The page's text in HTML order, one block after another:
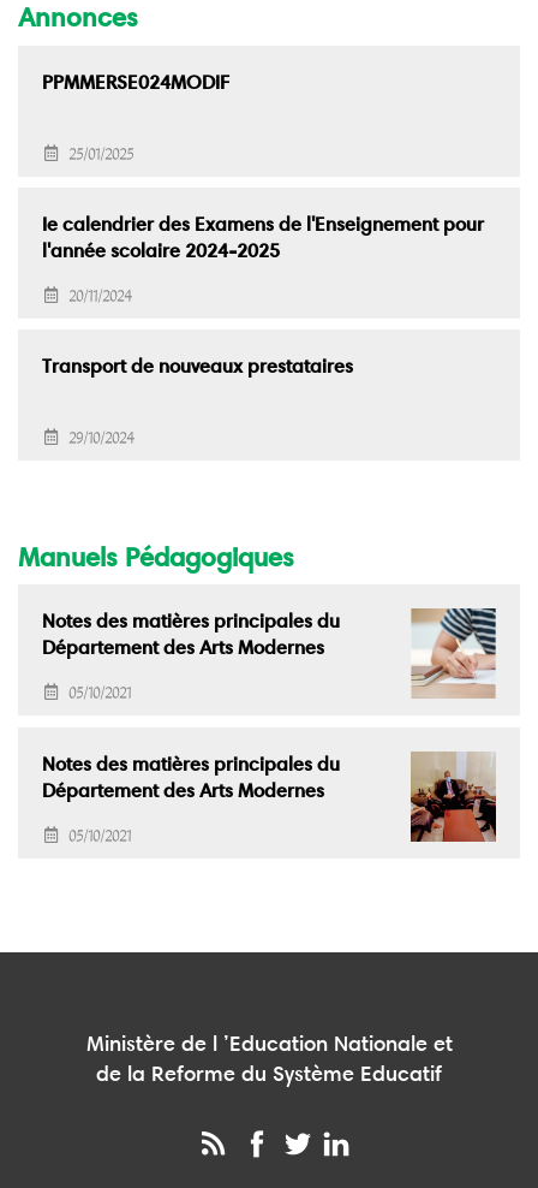
Annonces
PPMMERSE024MODIF
25/01/2025
Ie calendrier des Examens de l'Enseignement pour
l'année scolaire 2024-2025
20/11/2024
Transport de nouveaux prestataires
29/10/2024
Manuels Pédagogiques
Notes des matières principales du
Département des Arts Modernes
05/10/2021
Notes des matières principales du
Département des Arts Modernes
05/10/2021
Ministère de l ’Education Nationale et
de la Reforme du Système Educatif